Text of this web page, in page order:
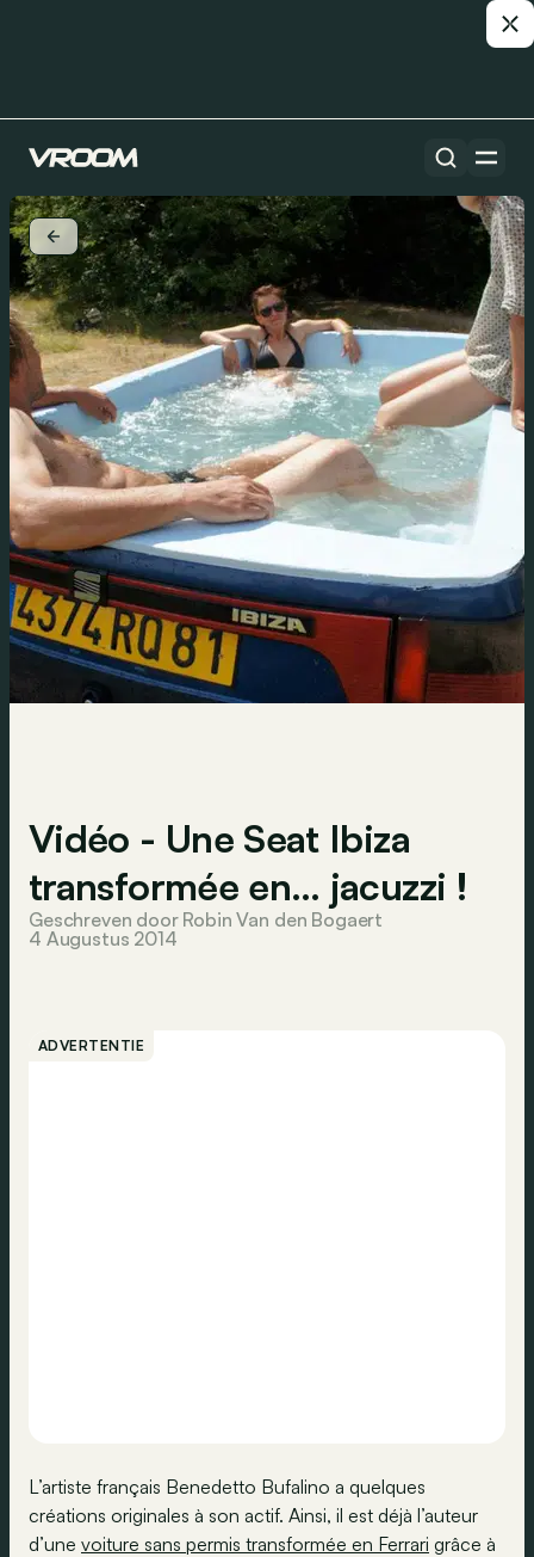
Vidéo - Une Seat Ibiza
transformée en… jacuzzi !
Geschreven door Robin Van den Bogaert
4 Augustus 2014
ADVERTENTIE
L’artiste français Benedetto Bufalino a quelques
créations originales à son actif. Ainsi, il est déjà l’auteur
d’une voiture sans permis transformée en Ferrari grâce à